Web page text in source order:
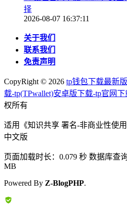
择
2026-08-07 16:37:11
关于我们
联系我们
免责声明
CopyRight © 2026 tp钱包下载最新
载-tp(TPwallet)安卓版下载-tp官网
权所有
适用《知识共享 署名-非商业性使
中文版
页面加载时长：0.079 秒 数据库查
MB
Powered By Z-BlogPHP.